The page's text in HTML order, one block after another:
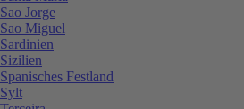
Sao Jorge
Sao Miguel
Sardinien
Sizilien
Spanisches Festland
Sylt